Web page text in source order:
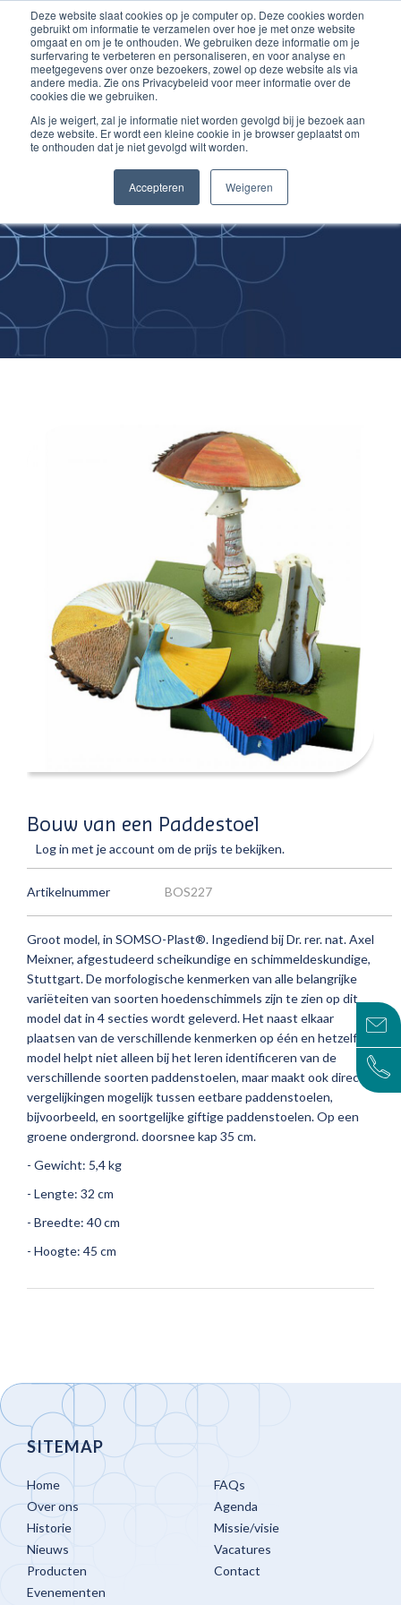
Deze website slaat cookies op je computer op. Deze cookies worden
gebruikt om informatie te verzamelen over hoe je met onze website
omgaat en om je te onthouden. We gebruiken deze informatie om je
surfervaring te verbeteren en personaliseren, en voor analyse en
meetgegevens over onze bezoekers, zowel op deze website als via
andere media. Zie ons Privacybeleid voor meer informatie over de
cookies die we gebruiken.
Als je weigert, zal je informatie niet worden gevolgd bij je bezoek aan
deze website. Er wordt een kleine cookie in je browser geplaatst om
te onthouden dat je niet gevolgd wilt worden.
Accepteren Weigeren
Inloggen account
Ga
naar
de
inhoud
Improving
Medical Skills
Bouw van een Paddestoel
Log in met je account om de prijs te bekijken.
Artikelnummer BOS227
Groot model, in SOMSO-Plast®. Ingediend bij Dr. rer.nat.Axel
Meixner, afgestudeerd scheikundige en schimmeldeskundige,
Stuttgart.De morfologische kenmerken van alle belangrijke
variëteiten van soorten hoedenschimmels zijn te zien op dit
model dat in 4 secties wordt geleverd.Het naast elkaar
plaatsen van de verschillende kenmerken op één en hetzelfde
model helpt niet alleen bij het leren identificeren van de
verschillende soorten paddenstoelen, maar maakt ook directe
vergelijkingen mogelijk tussen eetbare paddenstoelen,
bijvoorbeeld, en soortgelijke giftige paddenstoelen.Op een
groene ondergrond.doorsnee kap 35 cm.
- Gewicht: 5,4 kg
- Lengte: 32 cm
- Breedte: 40 cm
- Hoogte: 45 cm
SITEMAP
Home
Over ons
Historie
Nieuws
Producten
Evenementen
FAQs
Agenda
Missie/visie
Vacatures
Contact